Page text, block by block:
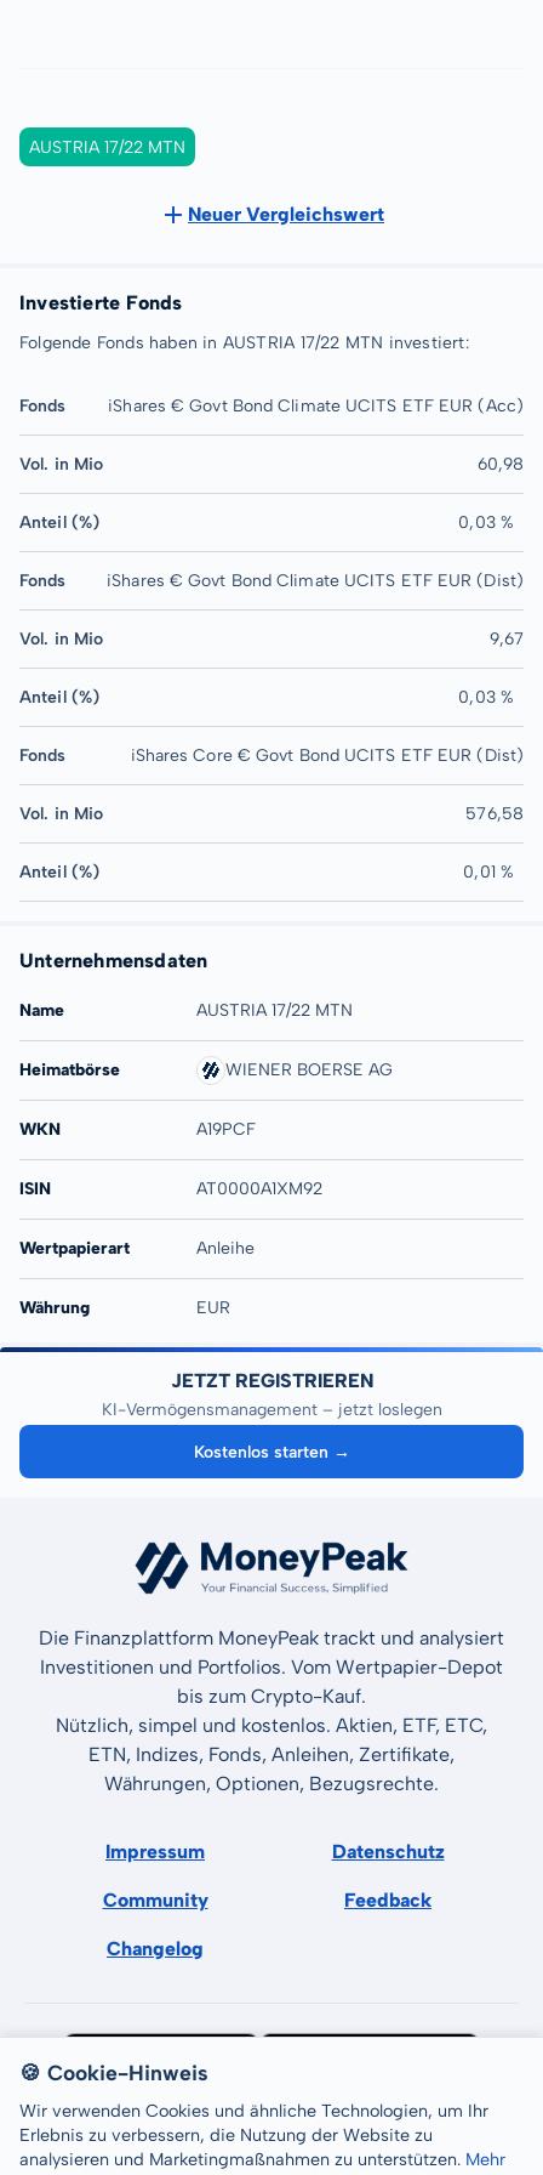
AUSTRIA 17/22 MTN
Neuer Vergleichswert
Investierte Fonds
Folgende Fonds haben in AUSTRIA 17/22 MTN investiert:
Fonds iShares € Govt Bond Climate UCITS ETF EUR (Acc)
Vol. in Mio 60,98
Anteil (%) 0,03 %
Fonds iShares € Govt Bond Climate UCITS ETF EUR (Dist)
Vol. in Mio 9,67
Anteil (%) 0,03 %
Fonds iShares Core € Govt Bond UCITS ETF EUR (Dist)
Vol. in Mio 576,58
Anteil (%) 0,01 %
Unternehmensdaten
Name AUSTRIA 17/22 MTN
Heimatbörse WIENER BOERSE AG
WKN A19PCF
ISIN AT0000A1XM92
Wertpapierart Anleihe
Währung EUR
JETZT REGISTRIEREN
KI-Vermögensmanagement – jetzt loslegen
Kostenlos starten →
Die Finanzplattform MoneyPeak trackt und analysiert
Investitionen und Portfolios. Vom Wertpapier-Depot
bis zum Crypto-Kauf.
Nützlich, simpel und kostenlos. Aktien, ETF, ETC,
ETN, Indizes, Fonds, Anleihen, Zertifikate,
Währungen, Optionen, Bezugsrechte.
Impressum Datenschutz
Community Feedback
Changelog
🍪 Cookie-Hinweis
Wir verwenden Cookies und ähnliche Technologien, um Ihr
Erlebnis zu verbessern, die Nutzung der Website zu
analysieren und Marketingmaßnahmen zu unterstützen. Mehr